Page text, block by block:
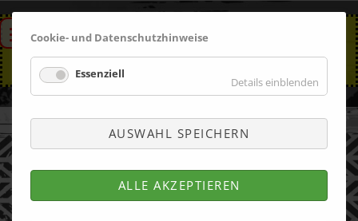
Cookie- und Datenschutzhinweise
Essenziell
Details einblenden
AUSWAHL SPEICHERN
ALLE AKZEPTIEREN
BAHNLAYOUT